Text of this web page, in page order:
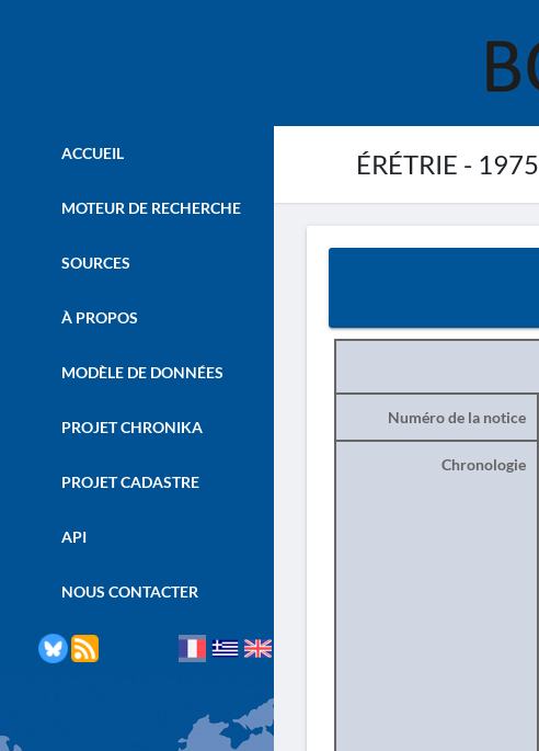
ÉRÉTRIE - 1975
ACCUEIL
MOTEUR DE RECHERCHE
SOURCES
À PROPOS
MODÈLE DE DONNÉES
PROJET CHRONIKA
PROJET CADASTRE
API
NOUS CONTACTER
Numéro de la notice
Chronologie